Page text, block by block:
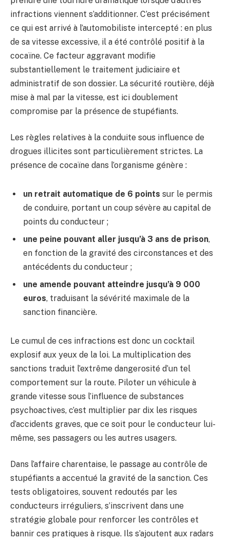
infractions viennent s’additionner. C’est précisément
ce qui est arrivé à l’automobiliste intercepté : en plus
de sa vitesse excessive, il a été contrôlé positif à la
cocaïne. Ce facteur aggravant modifie
substantiellement le traitement judiciaire et
administratif de son dossier. La sécurité routière, déjà
mise à mal par la vitesse, est ici doublement
compromise par la présence de stupéfiants.
Les règles relatives à la conduite sous influence de
drogues illicites sont particulièrement strictes. La
présence de cocaïne dans l’organisme génère :
un retrait automatique de 6 points sur le permis
de conduire, portant un coup sévère au capital de
points du conducteur ;
une peine pouvant aller jusqu’à 3 ans de prison,
en fonction de la gravité des circonstances et des
antécédents du conducteur ;
une amende pouvant atteindre jusqu’à 9 000
euros, traduisant la sévérité maximale de la
sanction financière.
Le cumul de ces infractions est donc un cocktail
explosif aux yeux de la loi. La multiplication des
sanctions traduit l’extrême dangerosité d’un tel
comportement sur la route. Piloter un véhicule à
grande vitesse sous l’influence de substances
psychoactives, c’est multiplier par dix les risques
d’accidents graves, que ce soit pour le conducteur lui-
même, ses passagers ou les autres usagers.
Dans l’affaire charentaise, le passage au contrôle de
stupéfiants a accentué la gravité de la sanction. Ces
tests obligatoires, souvent redoutés par les
conducteurs irréguliers, s’inscrivent dans une
stratégie globale pour renforcer les contrôles et
bannir ces pratiques à risque. Ils s’ajoutent aux radars